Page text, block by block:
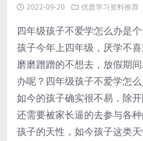
2022-09-20 优质学习资料推荐
四年级孩子不爱学怎么办是
孩子今年上四年级，厌学不
磨磨蹭蹭的不想去，放假期
办呢？四年级孩子不爱学怎
如今的孩子确实很不易，除
还需要被家长逼的去参与各
孩子的天性，如今孩子这类